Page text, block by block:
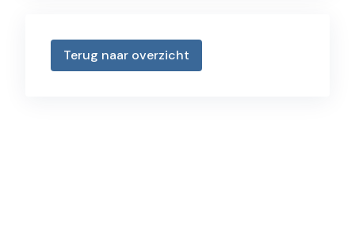
Terug naar overzicht